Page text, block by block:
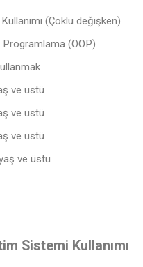
(Çoklu değişken)
(OOP)
ve üstü
ve üstü
ve üstü
ve üstü
Sistemi Kullanımı